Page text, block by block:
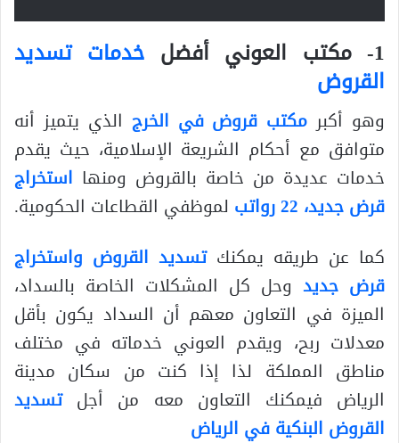
1- مكتب العوني أفضل خدمات تسديد
القروض
وهو أكبر مكتب قروض في الخرج الذي يتميز أنه
متوافق مع أحكام الشريعة الإسلامية، حيث يقدم
خدمات عديدة من خاصة بالقروض ومنها استخراج
قرض جديد، 22 رواتب
لموظفي القطاعات الحكومية.
كما عن طريقه يمكنك تسديد القروض واستخراج
قرض جديد وحل كل المشكلات الخاصة بالسداد،
الميزة في التعاون معهم أن السداد يكون بأقل
معدلات ربح، ويقدم العوني خدماته في مختلف
مناطق المملكة لذا إذا كنت من سكان مدينة
الرياض فيمكنك التعاون معه من أجلتسديد
القروض البنكية في الرياض